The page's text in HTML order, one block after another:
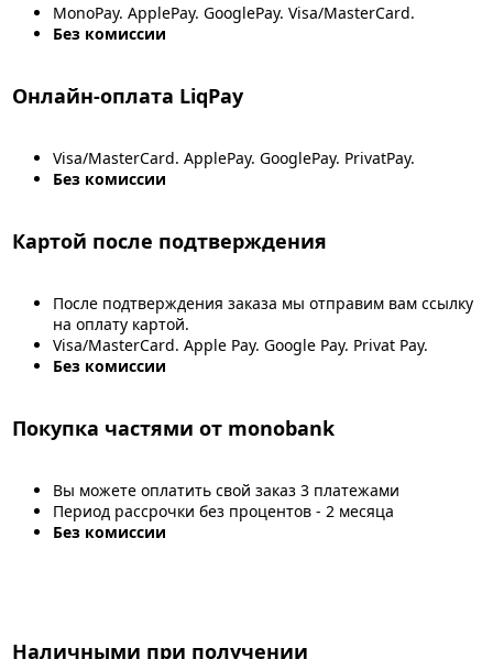
MonoPay. ApplePay. GooglePay. Visa/MasterCard.
Без комиссии
Онлайн-оплата LiqPay
Visa/MasterCard. ApplePay. GooglePay. PrivatPay.
Без комиссии
Картой после подтверждения
После подтверждения заказа мы отправим вам ссылку
на оплату картой.
Visa/MasterCard. Apple Pay. Google Pay. Privat Pay.
Без комиссии
Покупка частями от monobank
Вы можете оплатить свой заказ 3 платежами
Период рассрочки без процентов - 2 месяца
Без комиссии
Наличными при получении